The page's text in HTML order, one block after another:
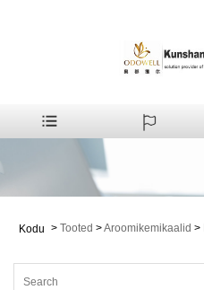
Kodu > Tooted >Aroomikemikaalid >